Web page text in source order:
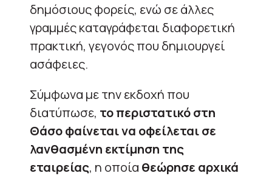
δημόσιους φορείς, ενώ σε άλλες
γραμμές καταγράφεται διαφορετική
πρακτική, γεγονός που δημιουργεί
ασάφειες.
Σύμφωνα με την εκδοχή που
διατύπωσε, το περιστατικό στη
Θάσο φαίνεται να οφείλεται σε
λανθασμένη εκτίμηση της
εταιρείας, η οποία θεώρησε αρχικά